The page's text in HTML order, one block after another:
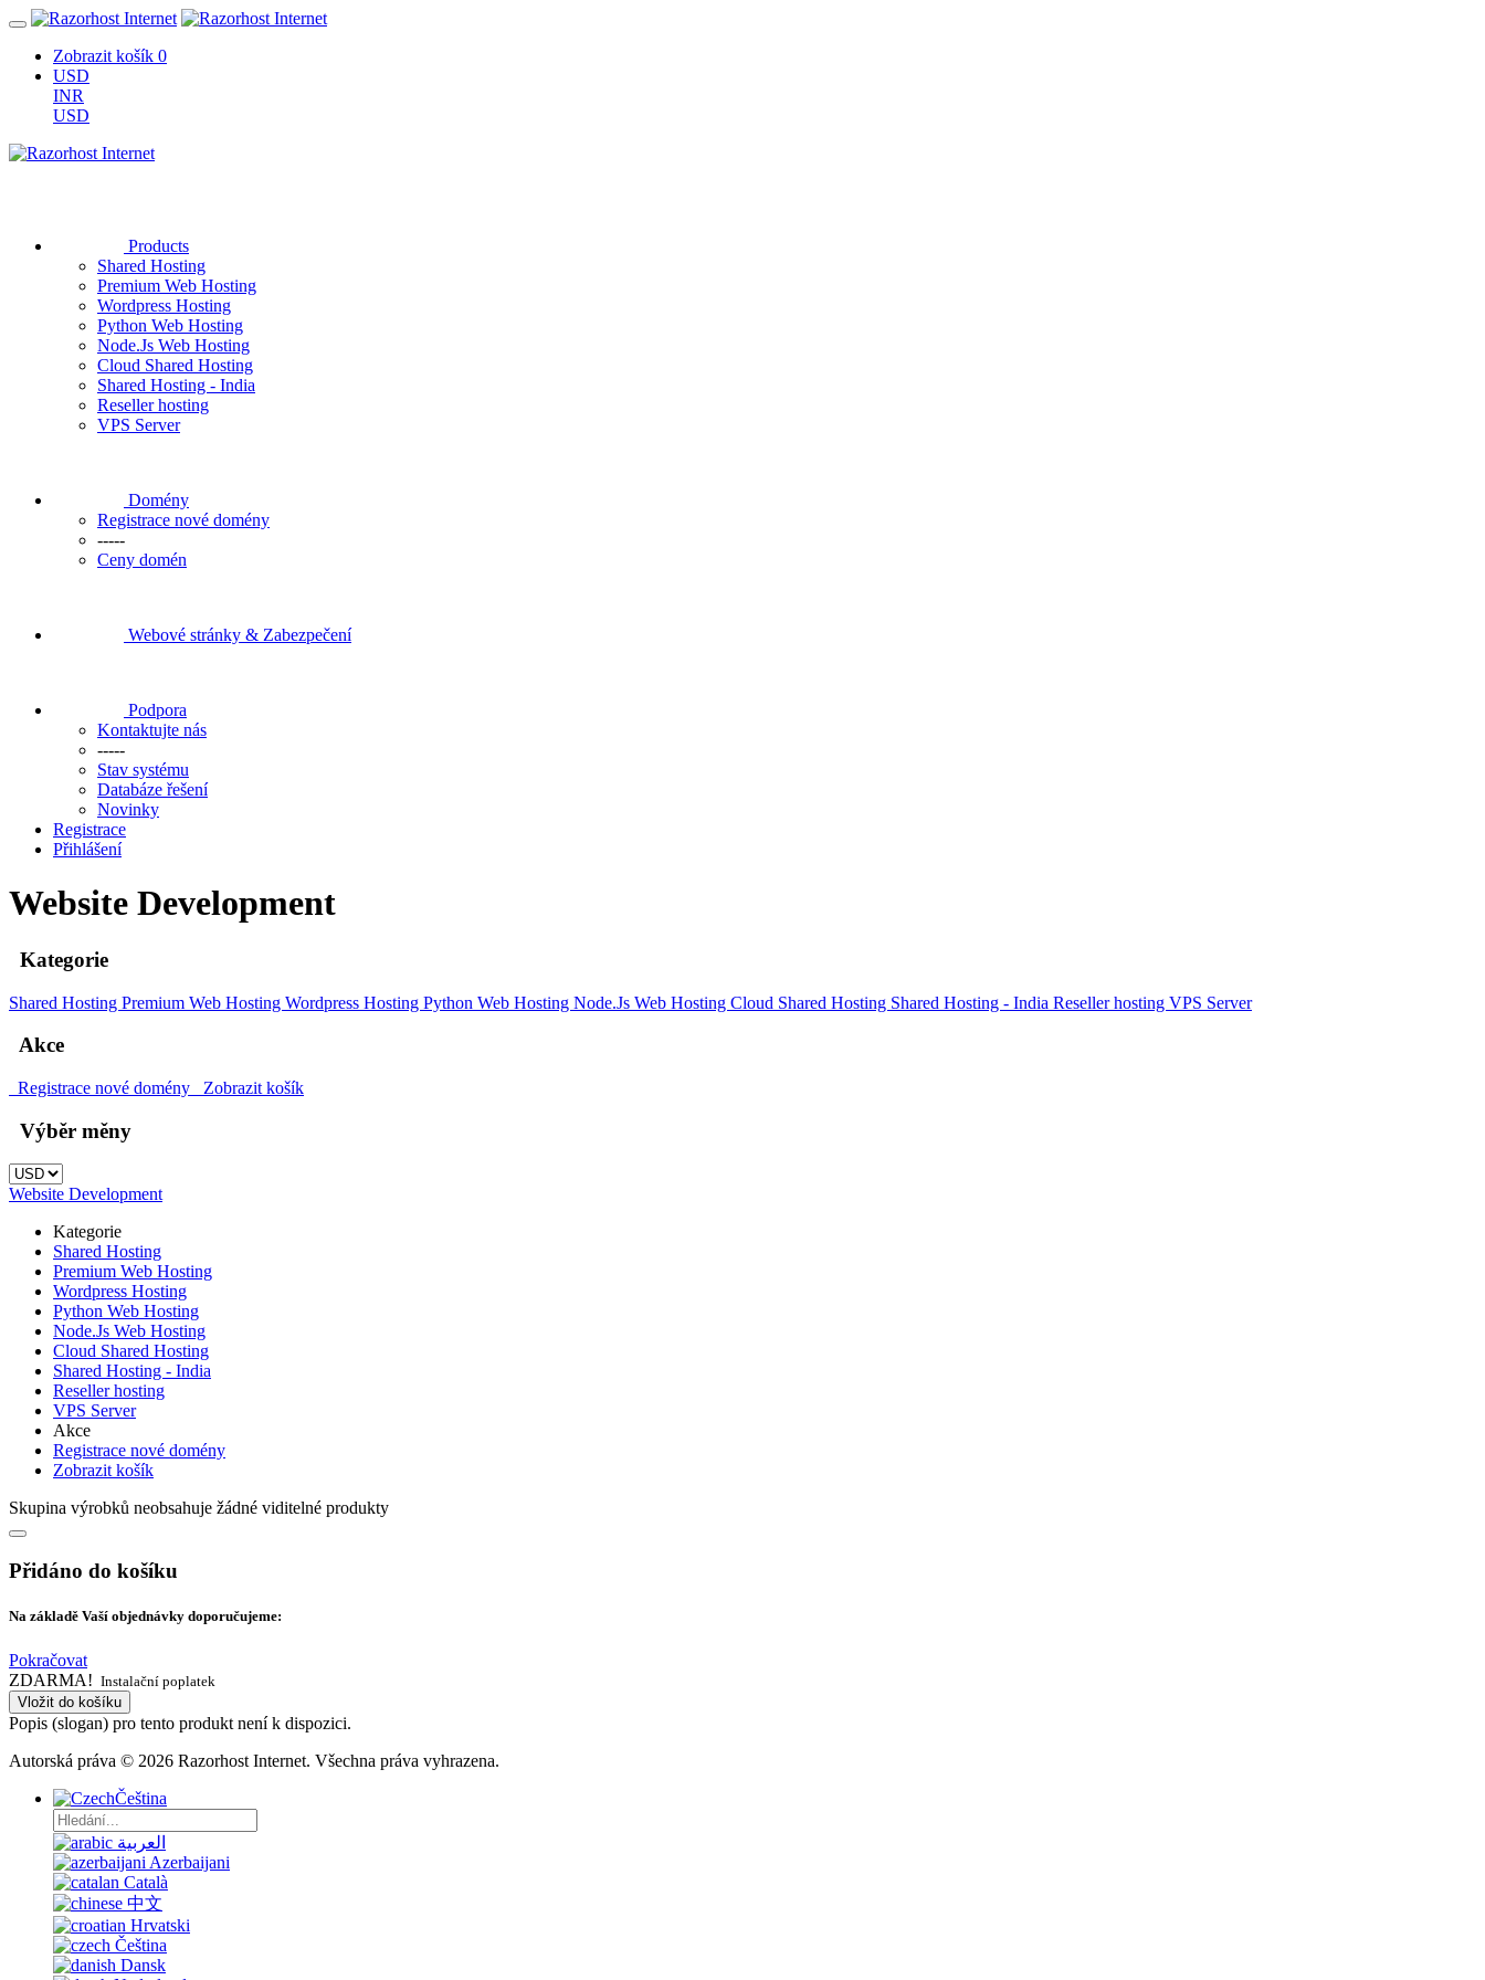
Zobrazit košík 0
USD
INR
USD
Products
Shared Hosting
Premium Web Hosting
Wordpress Hosting
Python Web Hosting
Node.Js Web Hosting
Cloud Shared Hosting
Shared Hosting - India
Reseller hosting
VPS Server
Domény
Registrace nové domény
-----
Ceny domén
Webové stránky & Zabezpečení
Podpora
Kontaktujte nás
-----
Stav systému
Databáze řešení
Novinky
Registrace
Přihlášení
Website Development
Kategorie
Shared Hosting Premium Web Hosting Wordpress Hosting Python Web Hosting Node.Js Web Hosting Cloud Shared Hosting Shared Hosting - India Reseller hosting VPS Server
Akce
Registrace nové domény Zobrazit košík
Výběr měny
Website Development
Kategorie
Shared Hosting
Premium Web Hosting
Wordpress Hosting
Python Web Hosting
Node.Js Web Hosting
Cloud Shared Hosting
Shared Hosting - India
Reseller hosting
VPS Server
Akce
Registrace nové domény
Zobrazit košík
Skupina výrobků neobsahuje žádné viditelné produkty
Přidáno do košíku
Na základě Vaší objednávky doporučujeme:
Pokračovat
ZDARMA! Instalační poplatek
Vložit do košíku
Popis (slogan) pro tento produkt není k dispozici.
Autorská práva © 2026 Razorhost Internet. Všechna práva vyhrazena.
Čeština
العربية
Azerbaijani
Català
中文
Hrvatski
Čeština
Dansk